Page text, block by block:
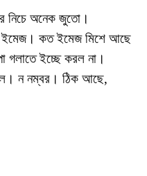
নিচে অনেক জুতো।
ইমেজ। কত ইমেজ মিশে আছে
ইচ্ছে করল না।
ন নম্বর। ঠিক আছে,